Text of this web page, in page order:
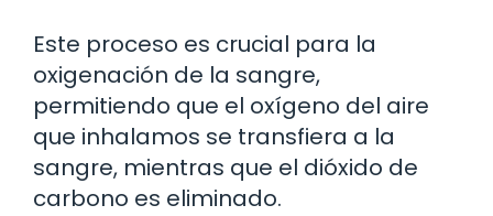
Este proceso es crucial para la
oxigenación de la sangre,
permitiendo que el oxígeno del aire
que inhalamos se transfiera a la
sangre, mientras que el dióxido de
carbono es eliminado.